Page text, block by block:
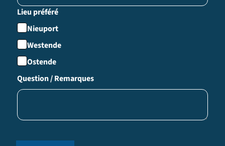
Lieu préféré
Nieuport
Westende
Ostende
Question / Remarques